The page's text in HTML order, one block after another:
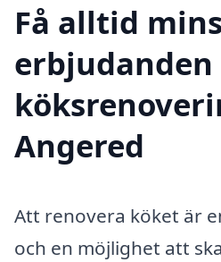
Få alltid
Angered
Att renovera köket är
och en möjlighet att